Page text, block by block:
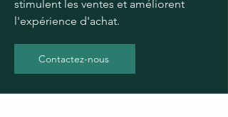
stimulent les ventes et améliorent
l'expérience d'achat.
Contactez-nous